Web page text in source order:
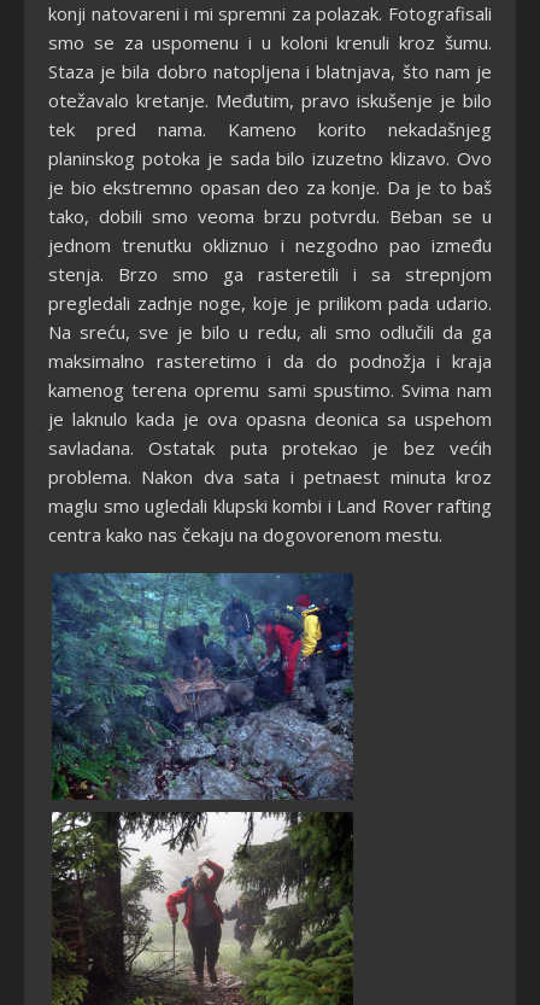
konji natovareni i mi spremni za polazak. Fotografisali
smo se za uspomenu i u koloni krenuli kroz šumu.
Staza je bila dobro natopljena i blatnjava, što nam je
otežavalo kretanje. Međutim, pravo iskušenje je bilo
tek pred nama. Kameno korito nekadašnjeg
planinskog potoka je sada bilo izuzetno klizavo. Ovo
je bio ekstremno opasan deo za konje. Da je to baš
tako, dobili smo veoma brzu potvrdu. Beban se u
jednom trenutku okliznuo i nezgodno pao između
stenja. Brzo smo ga rasteretili i sa strepnjom
pregledali zadnje noge, koje je prilikom pada udario.
Na sreću, sve je bilo u redu, ali smo odlučili da ga
maksimalno rasteretimo i da do podnožja i kraja
kamenog terena opremu sami spustimo. Svima nam
je laknulo kada je ova opasna deonica sa uspehom
savladana. Ostatak puta protekao je bez većih
problema. Nakon dva sata i petnaest minuta kroz
maglu smo ugledali klupski kombi i Land Rover rafting
centra kako nas čekaju na dogovorenom mestu.